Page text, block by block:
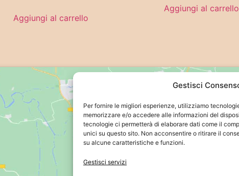
Gestisci
Per fornire le migliori esperienze, utilizziamo
memorizzare e/o accedere alle informazioni del
tecnologie ci permetterà di elaborare dati come il
unici su questo sito. Non acconsentire o ritirare il
su alcune caratteristiche e funzioni.
Gestisci servizi
Aggiungi al carrello
Aggiungi al carrello